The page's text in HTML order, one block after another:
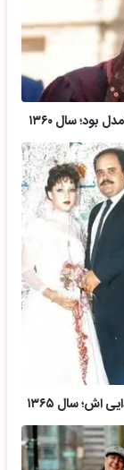
سال ۱۳۶۰
سال ۱۳۶۵